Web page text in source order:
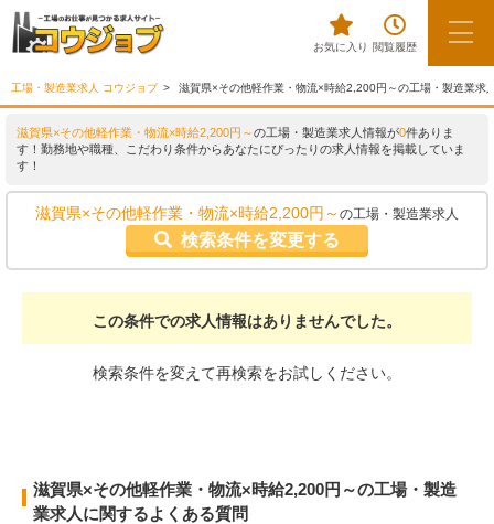
お気に入り 閲覧履歴
工場・製造業求人 コウジョブ 滋賀県×その他軽作業・物流×時給2,200円～の工場・製造業求
滋賀県×その他軽作業・物流×時給2,200円～の工場・製造業求人情報が0件ありま
す！勤務地や職種、こだわり条件からあなたにぴったりの求人情報を掲載していま
す！
滋賀県×その他軽作業・物流×時給2,200円～ の工場・製造業求人
検索条件を変更する
この条件での求人情報はありませんでした。
検索条件を変えて再検索をお試しください。
滋賀県×その他軽作業・物流×時給2,200円～の工場・製造
業求人に関するよくある質問